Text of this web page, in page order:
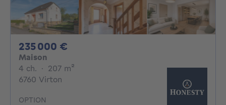
235 000 €
Maison
4 ch. 4 chambres
· 207 m²
6760 Virton
OPTION